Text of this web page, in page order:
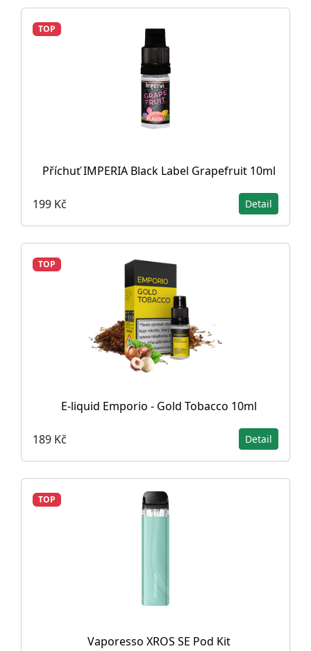
TOP
Příchuť IMPERIA Black Label Grapefruit 10ml
199 Kč Detail
TOP
E-liquid Emporio - Gold Tobacco 10ml
189 Kč Detail
TOP
Vaporesso XROS SE Pod Kit